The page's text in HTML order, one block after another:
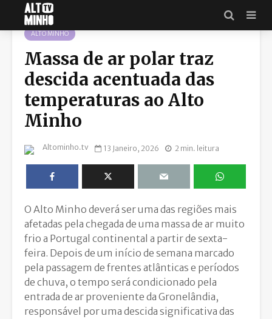
ALTO MINHO
Massa de ar polar traz
descida acentuada das
temperaturas ao Alto
Minho
Altominho.tv 13 Janeiro, 2026 2 min. leitura
O Alto Minho deverá ser uma das regiões mais
afetadas pela chegada de uma massa de ar muito
frio a Portugal continental a partir de sexta-
feira. Depois de um início de semana marcado
pela passagem de frentes atlânticas e períodos
de chuva, o tempo será condicionado pela
entrada de ar proveniente da Gronelândia,
responsável por uma descida significativa das